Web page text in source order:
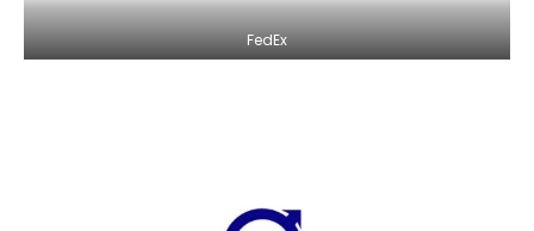
FedEx